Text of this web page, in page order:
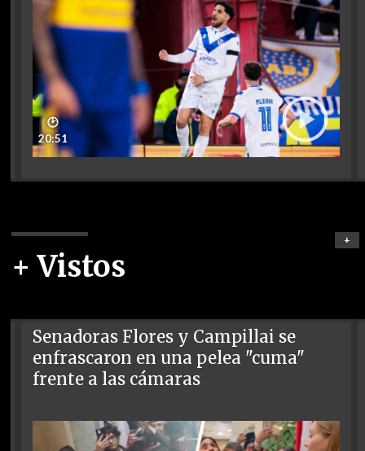
🕑
20:51
+ Vistos
+
Senadoras Flores y Campillai se
enfrascaron en una pelea "cuma"
frente a las cámaras